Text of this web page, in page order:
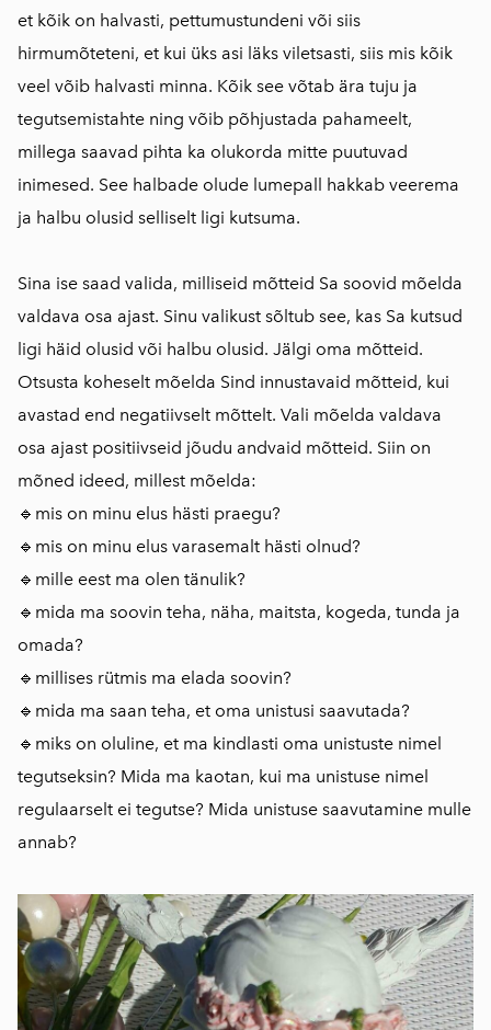
et kõik on halvasti, pettumustundeni või siis
hirmumõteteni, et kui üks asi läks viletsasti, siis mis kõik
veel võib halvasti minna. Kõik see võtab ära tuju ja
tegutsemistahte ning võib põhjustada pahameelt,
millega saavad pihta ka olukorda mitte puutuvad
inimesed. See halbade olude lumepall hakkab veerema
ja halbu olusid selliselt ligi kutsuma.
Sina ise saad valida, milliseid mõtteid Sa soovid mõelda
valdava osa ajast. Sinu valikust sõltub see, kas Sa kutsud
ligi häid olusid või halbu olusid. Jälgi oma mõtteid.
Otsusta koheselt mõelda Sind innustavaid mõtteid, kui
avastad end negatiivselt mõttelt. Vali mõelda valdava
osa ajast positiivseid jõudu andvaid mõtteid. Siin on
mõned ideed, millest mõelda:
🔹️mis on minu elus hästi praegu?
🔹️mis on minu elus varasemalt hästi olnud?
🔹️mille eest ma olen tänulik?
🔹️mida ma soovin teha, näha, maitsta, kogeda, tunda ja
omada?
🔹️millises rütmis ma elada soovin?
🔹️mida ma saan teha, et oma unistusi saavutada?
🔹️miks on oluline, et ma kindlasti oma unistuste nimel
tegutseksin? Mida ma kaotan, kui ma unistuse nimel
regulaarselt ei tegutse? Mida unistuse saavutamine mulle
annab?